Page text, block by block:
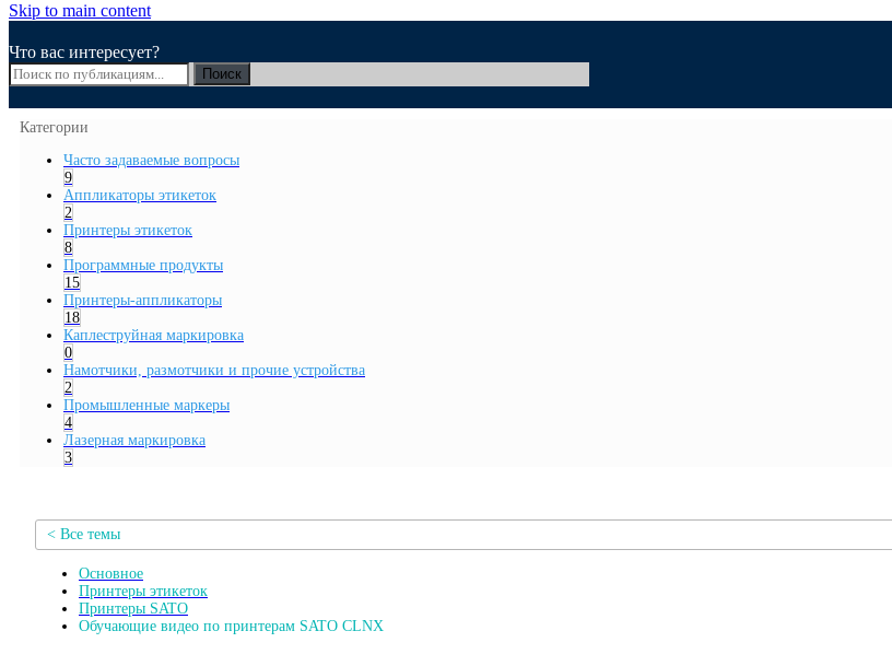
Skip to main content
Что вас интересует?
Поиск
Категории
Часто задаваемые вопросы
9
Аппликаторы этикеток
2
Принтеры этикеток
8
Программные продукты
15
Принтеры-аппликаторы
18
Каплеструйная маркировка
0
Намотчики, размотчики и прочие устройства
2
Промышленные маркеры
4
Лазерная маркировка
3
< Все темы
Основное
Принтеры этикеток
Принтеры SATO
Обучающие видео по принтерам SATO CLNX